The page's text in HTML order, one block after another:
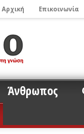
Αρχική Επικοινωνία
Άνθρωπος